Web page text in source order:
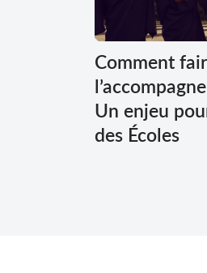
Comment
Un enjeu
des Écoles